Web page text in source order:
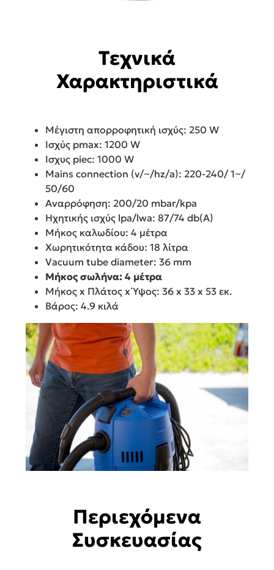
Τεχνικά
Χαρακτηριστικά
Μέγιστη απορροφητική ισχύς: 250 W
Ισχύς pmax: 1200 W
Ισχυς piec: 1000 W
Mains connection (v/~/hz/a): 220-240/ 1~/
50/60
Αναρρόφηση: 200/20 mbar/kpa
Ηχητικής ισχύς lpa/lwa: 87/74 db(A)
Μήκος καλωδίου: 4 μέτρα
Χωρητικότητα κάδου: 18 λίτρα
Vacuum tube diameter: 36 mm
Μήκος σωλήνα: 4 μέτρα
Μήκος x Πλάτος x Ύψος: 36 x 33 x 53 εκ.
Βάρος: 4.9 κιλά
Περιεχόμενα
Συσκευασίας